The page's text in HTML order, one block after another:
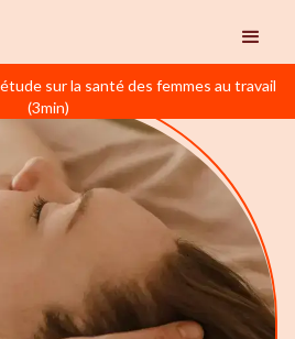
sur la santé des femmes au travail
(3min)